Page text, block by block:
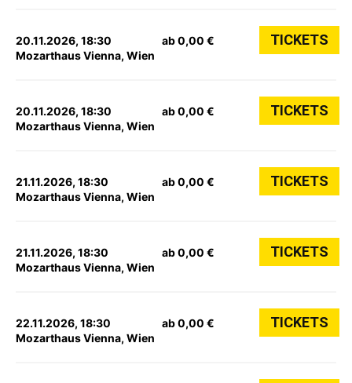
20.11.2026, 18:30
Mozarthaus Vienna, Wien
ab 0,00 € TICKETS
20.11.2026, 18:30
Mozarthaus Vienna, Wien
ab 0,00 € TICKETS
21.11.2026, 18:30
Mozarthaus Vienna, Wien
ab 0,00 € TICKETS
21.11.2026, 18:30
Mozarthaus Vienna, Wien
ab 0,00 € TICKETS
22.11.2026, 18:30
Mozarthaus Vienna, Wien
ab 0,00 € TICKETS